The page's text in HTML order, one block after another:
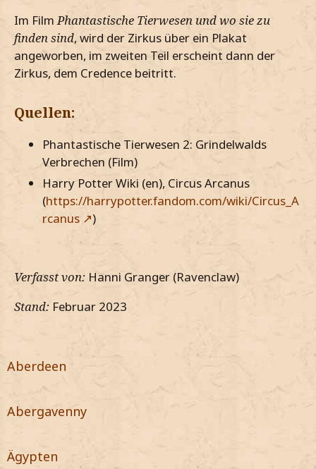
Im FilmPhantastische Tierwesen und wo sie zu
finden sind, wird der Zirkus über ein Plakat
angeworben, im zweiten Teil erscheint dann der
Zirkus, dem Credence beitritt.
Quellen:
Phantastische Tierwesen 2: Grindelwalds
Verbrechen (Film)
Harry Potter Wiki (en), Circus Arcanus
(https://harrypotter.fandom.com/wiki/Circus_A
rcanus
)
Verfasst von: Hanni Granger (Ravenclaw)
Stand: Februar 2023
Aberdeen
Abergavenny
Ägypten